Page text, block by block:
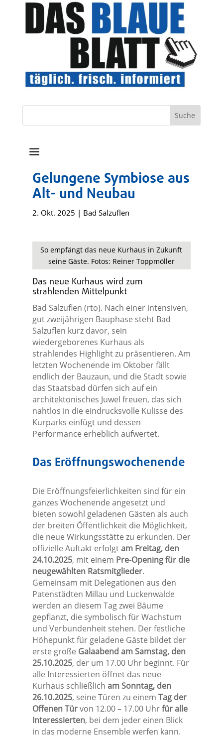
a
Gelungene Symbiose aus
Alt- und Neubau
2. Okt. 2025 | Bad Salzuflen
So empfängt das neue Kurhaus in Zukunft
seine Gäste. Fotos: Reiner Toppmöller
Das neue Kurhaus wird zum
strahlenden Mittelpunkt
Bad Salzuflen (rto). Nach einer intensiven,
gut zweijährigen Bauphase steht Bad
Salzuflen kurz davor, sein
wiedergeborenes Kurhaus als
strahlendes Highlight zu präsentieren. Am
letzten Wochenende im Oktober fällt
endlich der Bauzaun, und die Stadt sowie
das Staatsbad dürfen sich auf ein
architektonisches Juwel freuen, das sich
nahtlos in die eindrucksvolle Kulisse des
Kurparks einfügt und dessen
Performance erheblich aufwertet.
Das Eröffnungswochenende
Die Eröffnungsfeierlichkeiten sind für ein
ganzes Wochenende angesetzt und
bieten sowohl geladenen Gästen als auch
der breiten Öffentlichkeit die Möglichkeit,
die neue Wirkungsstätte zu erkunden. Der
offizielle Auftakt erfolgtam Freitag, den
24.10.2025, mit einem Pre-Opening für die
neugewählten Ratsmitglieder.
Gemeinsam mit Delegationen aus den
Patenstädten Millau und Luckenwalde
werden an diesem Tag zwei Bäume
gepflanzt, die symbolisch für Wachstum
und Verbundenheit stehen. Der festliche
Höhepunkt für geladene Gäste bildet der
erste große Galaabend am Samstag, den
25.10.2025, der um 17.00 Uhr beginnt. Für
alle Interessierten öffnet das neue
Kurhaus schließlich am Sonntag, den
26.10.2025, seine Türen zu einem Tag der
Offenen Türvon 12.00 – 17.00 Uhrfür alle
Interessierten, bei dem jeder einen Blick
in das moderne Ensemble werfen kann.